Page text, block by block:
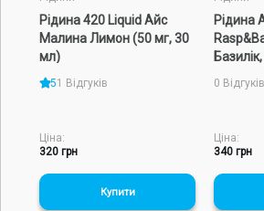
Подарункові набори
Уцінка
Рідина 420 Liquid Айс
Малина Лимон (50 мг, 30
мл)
51 Відгуків
Ціна:
320 грн
-
Купити
Рідина
0 Відгуків
Ціна:
340 грн